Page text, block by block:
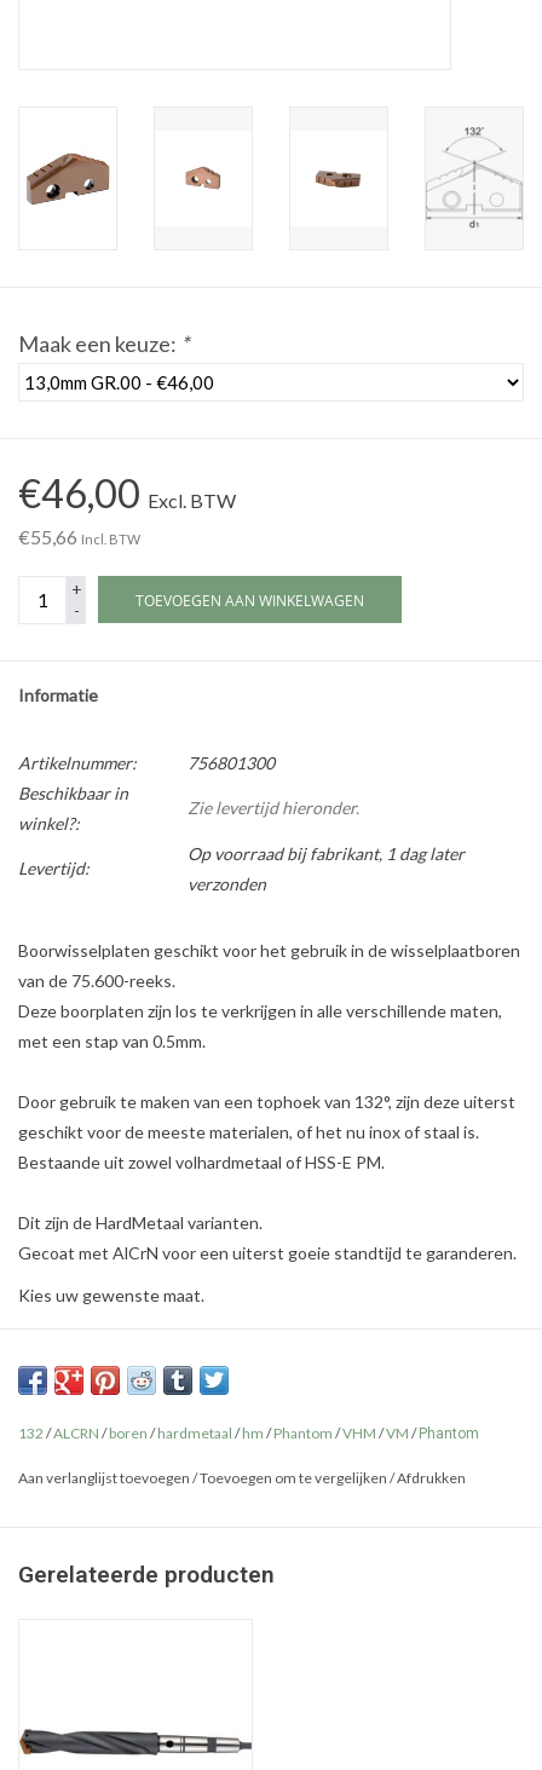
Verspaanbaar materiaal |
Machines |
Onderdelen |
Oliën & Smeermiddelen |
Maak een keuze: *
€46,00 Excl. BTW
€55,66 Incl. BTW
+
-
TOEVOEGEN AAN WINKELWAGEN
Informatie
Artikelnummer:
756801300
Beschikbaar in
winkel?:
Zie levertijd hieronder.
Levertijd:
Op voorraad bij fabrikant, 1 dag later
verzonden
Boorwisselplaten geschikt voor het gebruik in de wisselplaatboren
van de 75.600-reeks.
Deze boorplaten zijn los te verkrijgen in alle verschillende maten,
met een stap van 0.5mm.
Door gebruik te maken van een tophoek van 132°, zijn deze uiterst
geschikt voor de meeste materialen, of het nu inox of staal is.
Bestaande uit zowel volhardmetaal of HSS-E PM.
Dit zijn de HardMetaal varianten.
Gecoat met AlCrN voor een uiterst goeie standtijd te garanderen.
Kies uw gewenste maat.
132 /ALCRN /boren /hardmetaal /hm /Phantom /VHM /VM / Phantom
Aan verlanglijst toevoegen /Toevoegen om te vergelijken /Afdrukken
Gerelateerde producten